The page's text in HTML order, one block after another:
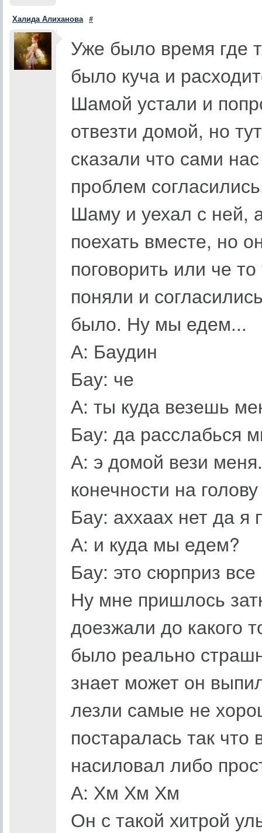
Халида Алиханова #
Уже было время где
было куча и
Шамой устали и
отвезти домой, но
сказали что сами
проблем
Шаму и уехал с ней,
поехать вместе, но
поговорить или че
поняли и
было. Ну мы едем...
А: Баудин
Бау: че
А: ты куда везешь
Бау: да расслабься
А: э домой вези
конечности на
Бау: аххаах нет да я
А: и куда мы едем?
Бау: это сюрприз
Ну мне пришлось
доезжали до какого
было реально
знает может он
лезли самые не
постаралась так
насиловал либо
А: Хм Хм Хм
Он с такой хитрой